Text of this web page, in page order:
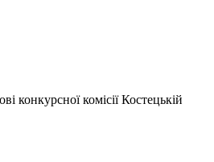
конкурсної комісії Костецькій